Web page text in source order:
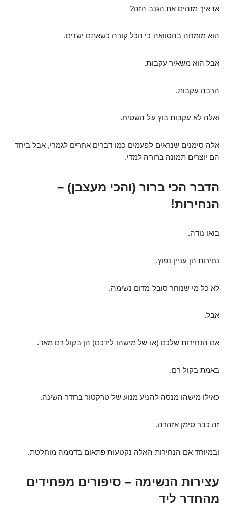
אז איך מזהים את הגנב הזה?
הוא מומחה בהסוואה כי הכל קורה כשאתם ישנים.
אבל הוא משאיר עקבות.
הרבה עקבות.
ואלה לא עקבות בוץ על השטיח.
אלה סימנים שנראים לפעמים כמו דברים אחרים לגמרי, אבל ביחד
הם יוצרים תמונה ברורה למדי.
הדבר הכי ברור (והכי מעצבן) –
הנחירות!
בואו נודה.
נחירות הן עניין נפוץ.
לא כל מי שנוחר סובל מדום נשימה.
אבל.
אם הנחירות שלכם (או של מישהו לידכם) הן בקול רם מאד.
באמת בקול רם.
כאילו מישהו מנסה להניע מנוע של טרקטור בחדר השינה.
זה כבר סימן אזהרה.
ובמיוחד אם הנחירות האלה נקטעות פתאום בדממה מוחלטת.
עצירות הנשימה – סיפורים מפחידים
מהחדר ליד